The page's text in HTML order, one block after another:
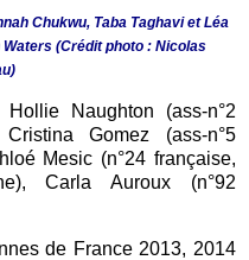
Chukwu, Taba Taghavi et Léa
(Crédit photo : Nicolas
Naughton (ass-n°2
Gomez (ass-n°5
Mesic (n°24 française,
), Carla Auroux (n°92
de France 2013, 2014